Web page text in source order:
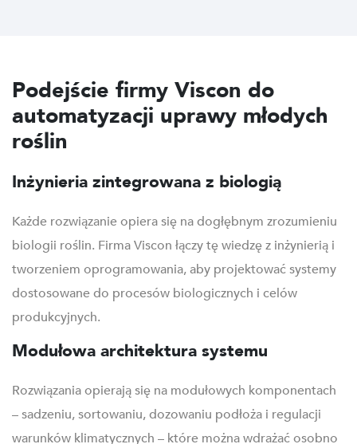
Podejście firmy Viscon do
automatyzacji uprawy młodych
roślin
Inżynieria zintegrowana z biologią
Każde rozwiązanie opiera się na dogłębnym zrozumieniu
biologii roślin. Firma Viscon łączy tę wiedzę z inżynierią i
tworzeniem oprogramowania, aby projektować systemy
dostosowane do procesów biologicznych i celów
produkcyjnych.
Modułowa architektura systemu
Rozwiązania opierają się na modułowych komponentach
– sadzeniu, sortowaniu, dozowaniu podłoża i regulacji
warunków klimatycznych – które można wdrażać osobno